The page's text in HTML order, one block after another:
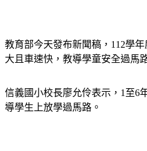
教育部今天發布新聞稿，112學
大且車速快，教導學童安全過馬
信義國小校長廖允伶表示，1至6
導學生上放學過馬路。